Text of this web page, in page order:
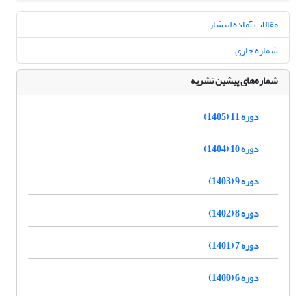
مقالات آماده انتشار
شماره جاری
شماره‌های پیشین نشریه
دوره 11 (1405)
دوره 10 (1404)
دوره 9 (1403)
دوره 8 (1402)
دوره 7 (1401)
دوره 6 (1400)